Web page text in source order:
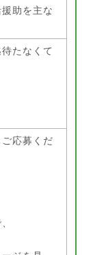
助を主な
たなくて
応募くだ